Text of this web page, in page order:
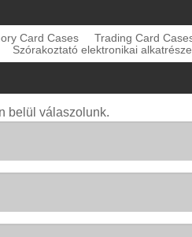
Card Cases Trading Card
Szórakoztató elektronikai
belül válaszolunk.